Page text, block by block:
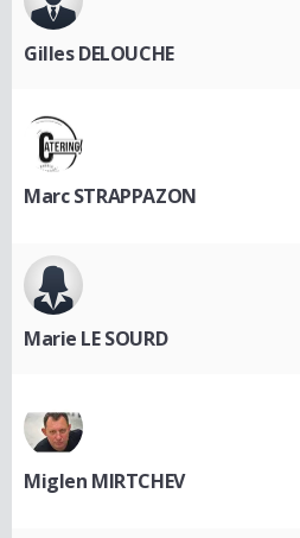
Gilles DELOUCHE
Marc STRAPPAZON
Marie LE SOURD
Miglen MIRTCHEV